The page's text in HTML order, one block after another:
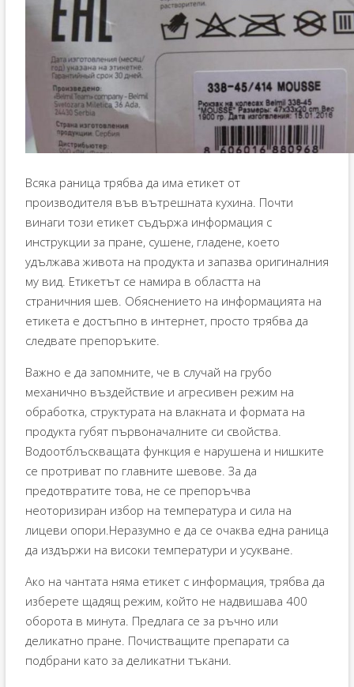
Всяка раница трябва да има етикет от
производителя във вътрешната кухина. Почти
винаги този етикет съдържа информация с
инструкции за пране, сушене, гладене, което
удължава живота на продукта и запазва оригиналния
му вид. Етикетът се намира в областта на
страничния шев. Обяснението на информацията на
етикета е достъпно в интернет, просто трябва да
следвате препоръките.
Важно е да запомните, че в случай на грубо
механично въздействие и агресивен режим на
обработка, структурата на влакната и формата на
продукта губят първоначалните си свойства.
Водоотблъскващата функция е нарушена и нишките
се протриват по главните шевове. За да
предотвратите това, не се препоръчва
неоторизиран избор на температура и сила на
лицеви опори.Неразумно е да се очаква една раница
да издържи на високи температури и усукване.
Ако на чантата няма етикет с информация, трябва да
изберете щадящ режим, който не надвишава 400
оборота в минута. Предлага се за ръчно или
деликатно пране. Почистващите препарати са
подбрани като за деликатни тъкани.